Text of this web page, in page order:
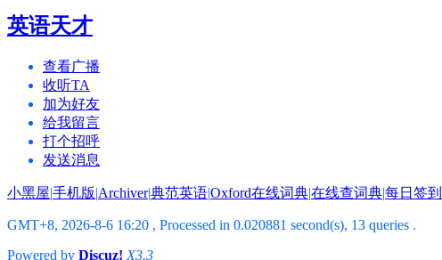
英语天才
查看广播
收听TA
加为好友
给我留言
打个招呼
发送消息
小黑屋|手机版|Archiver|典范英语|Oxford在线词典|在线查词典|每日签到
GMT+8, 2026-8-6 16:20 , Processed in 0.020881 second(s), 13 queries .
Powered by Discuz! X3.3